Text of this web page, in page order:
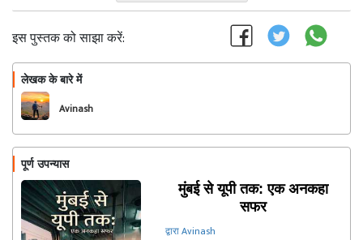
इस पुस्तक को साझा करें:
लेखक के बारे में
Avinash
पूर्ण उपन्यास
मुंबई से यूपी तक: एक अनकहा
सफर
द्वारा Avinash